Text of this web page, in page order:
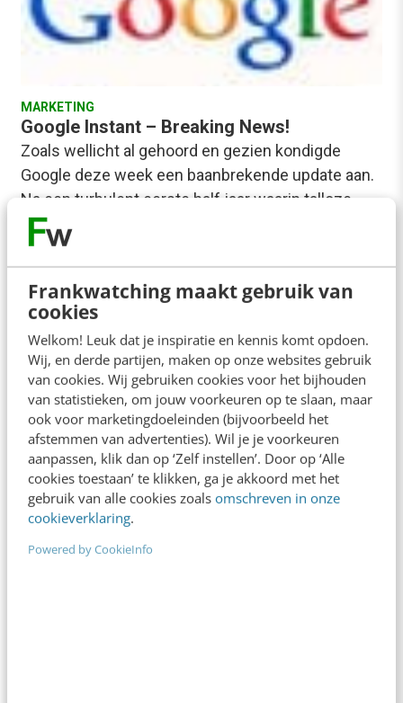
Frankwatching maakt gebruik van
cookies
Welkom! Leuk dat je inspiratie en kennis komt opdoen.
Wij, en derde partijen, maken op onze websites gebruik
van cookies. Wij gebruiken cookies voor het bijhouden
van statistieken, om jouw voorkeuren op te slaan, maar
ook voor marketingdoeleinden (bijvoorbeeld het
afstemmen van advertenties). Wil je je voorkeuren
aanpassen, klik dan op ‘Zelf instellen’. Door op ‘Alle
cookies toestaan’ te klikken, ga je akkoord met het
gebruik van alle cookies zoals omschreven in onze
cookieverklaring.
Powered by CookieInfo
MARKETING
Google Instant – Breaking News!
Zoals wellicht al gehoord en gezien kondigde
Google deze week een baanbrekende update aan.
Na een turbulent eerste half jaar waarin talloze…
Marcel Rotteveel
ALLE ARTIKELEN
Het digitale dominostenen effect
time verloor de beurs meer dan 1000 punten. Een